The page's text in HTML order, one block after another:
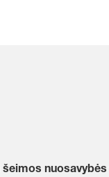
šeimos nuosavybės